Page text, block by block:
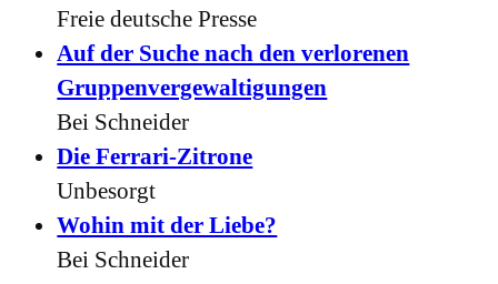
Freie deutsche Presse
Auf der Suche nach den verlorenen
Gruppenvergewaltigungen
Bei Schneider
Die Ferrari-Zitrone
Unbesorgt
Wohin mit der Liebe?
Bei Schneider